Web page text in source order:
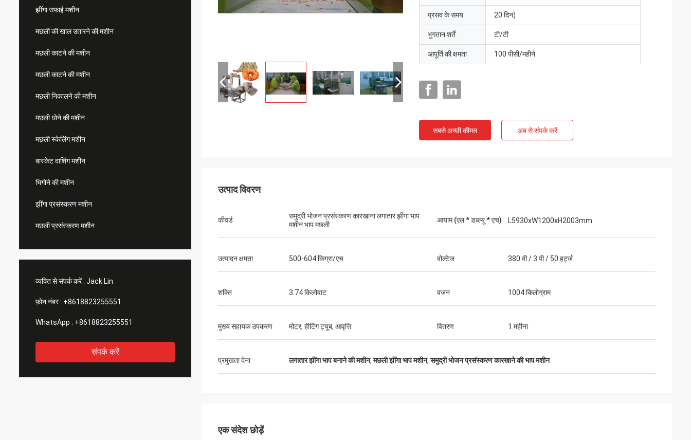
झींगा सफाई मशीन
मछली की खाल उतारने की मशीन
मछली काटने की मशीन
मछली काटने की मशीन
मछली निकालने की मशीन
मछली धोने की मशीन
मछली स्केलिंग मशीन
बास्केट वाशिंग मशीन
भिगोने की मशीन
झींगा प्रसंस्करण मशीन
मछली प्रसंस्करण मशीन
व्यक्ति से संपर्क करें : Jack Lin
फ़ोन नंबर : +8618823255551
WhatsApp : +8618823255551
संपर्क करें
प्रसव के समय 20 दिन)
भुगतान शर्तें टी/टी
आपूर्ति की क्षमता 100 पीसी/महीने
सबसे अच्छी कीमत अब से संपर्क करें
उत्पाद विवरण
कीवर्ड
समुद्री भोजन प्रसंस्करण कारखाना लगातार झींगा भाप
मशीन भाप मछली
आयाम (एल * डब्ल्यू * एच) L5930xW1200xH2003mm
उत्पादन क्षमता 500-604 किग्रा/एच वोल्टेज 380 वी / 3 पी / 50 हर्ट्ज
शक्ति 3.74 किलोवाट वजन 1004 किलोग्राम
मुख्य सहायक उपकरण मोटर, हीटिंग ट्यूब, आवृत्ति वितरण 1 महीना
प्रमुखता देना लगातार झींगा भाप बनाने की मशीन,मछली झींगा भाप मशीन,समुद्री भोजन प्रसंस्करण कारखाने की भाप मशीन
एक संदेश छोड़ें